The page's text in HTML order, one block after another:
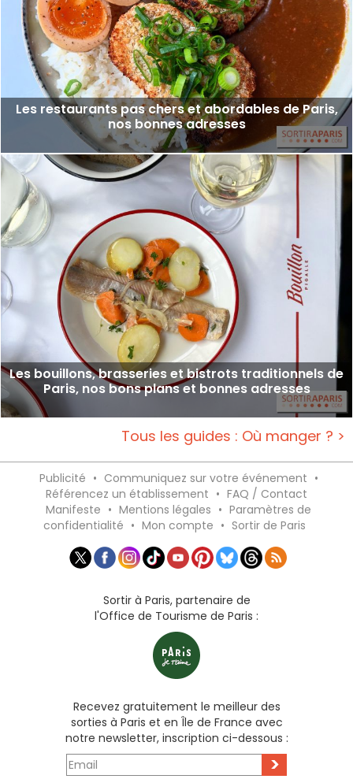
Les restaurants pas chers et abordables de Paris,
nos bonnes adresses
Les bouillons, brasseries et bistrots traditionnels de
Paris, nos bons plans et bonnes adresses
Tous les guides : Où manger ? >
Publicité • Communiquez sur votre événement •
Référencez un établissement • FAQ / Contact
Manifeste • Mentions légales • Paramètres de
confidentialité • Mon compte • Sortir de Paris
Sortir à Paris, partenaire de
l'Office de Tourisme de Paris :
Recevez gratuitement le meilleur des
sorties à Paris et en Île de France avec
notre newsletter, inscription ci-dessous :
>